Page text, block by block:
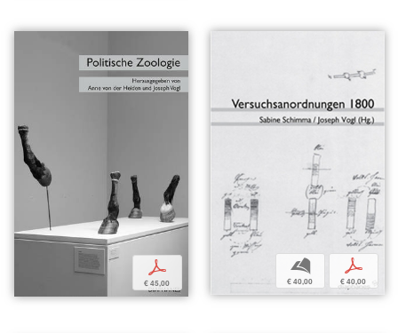
p
€ 45,00
b
€ 40,00
p
€ 40,00